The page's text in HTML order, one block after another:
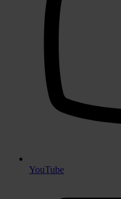
YouTube